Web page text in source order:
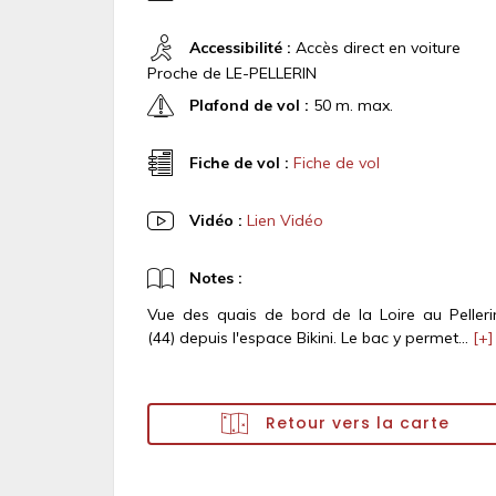
Accessibilité : Accès direct en voiture
Proche de LE-PELLERIN
Plafond de vol : 50 m. max.
Fiche de vol : Fiche de vol
Vidéo : Lien Vidéo
Notes :
Vue des quais de bord de la Loire au
(44) depuis l'espace Bikini. Le bac y permet... [+]
Retour vers la carte